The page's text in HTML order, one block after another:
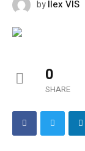
byIlex VIS
0
SHARE